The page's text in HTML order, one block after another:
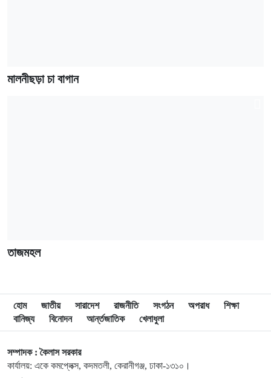
মালনীছড়া চা বাগান
তাজমহল
হোম জাতীয় সারাদেশ রাজনীতি সংগঠন অপরাধ
শিক্ষা
বানিজ্য
বিনোদন আর্ন্তজাতিক খেলাধুলা
সম্পাদক : কৈলাস সরকার
কার্যালয়: একে কমপ্লেক্স, কদমতলী, কেরানীগঞ্জ, ঢাকা-১৩১০।